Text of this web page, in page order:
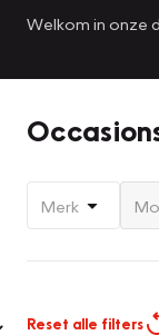
Welkom in onze
Merk
Reset alle filters